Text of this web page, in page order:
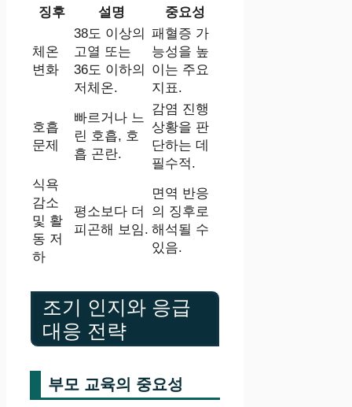
징후 설명 중요성
체온
변화
38도 이상의
고열 또는
36도 이하의
저체온.
패혈증 가
능성을 높
이는 주요
지표.
호흡
문제
빠르거나 느
린 호흡, 호
흡 곤란.
감염 진행
상황을 판
단하는 데
필수적.
식욕
감소
및 활
동 저
하
평소보다 더
피곤해 보임.
면역 반응
의 징후로
해석될 수
있음.
조기 인지와 응급
대응 전략
부모 교육의 중요성